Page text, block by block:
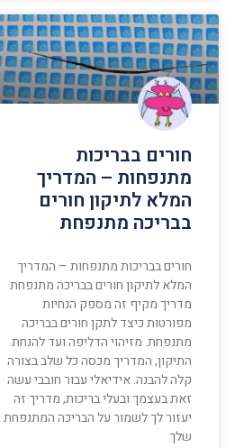
חורים בבריכות
מתנפחות – המדריך
המלא לתיקון חורים
בבריכה מתנפחת
חורים בבריכות מתנפחות – המדריך
המלא לתיקון חורים בבריכה מתנפחת
מדריך מקיף זה מספק הנחיות
מפורטות כיצד לתקן חורים בבריכה
מתנפחת. מזיהוי הדליפה ועד להנחת
התיקון, המדריך מכסה כל שלב בצורה
קלה להבנה. אידיאלי עבור חובבי עשה
זאת בעצמך ובעלי בריכות, מדריך זה
יעזור לך לשמור על הבריכה המתנפחת
שלך